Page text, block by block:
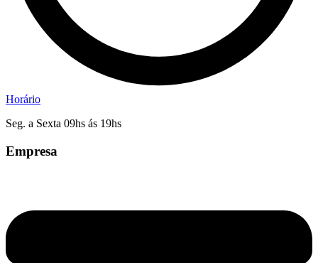
Horário
Seg. a Sexta 09hs ás 19hs
Empresa